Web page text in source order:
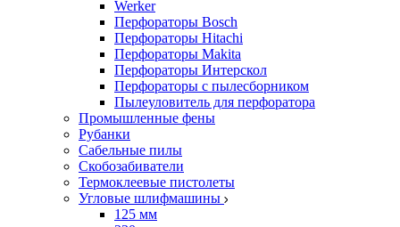
Werker
Перфораторы Bosch
Перфораторы Hitachi
Перфораторы Makita
Перфораторы Интерскол
Перфораторы с пылесборником
Пылеуловитель для перфоратора
Промышленные фены
Рубанки
Сабельные пилы
Скобозабиватели
Термоклеевые пистолеты
Угловые шлифмашины
125 мм